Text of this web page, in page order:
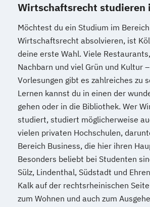
Wirtschaftsrecht studieren
Möchtest du ein Studium im Bereich
Wirtschaftsrecht absolvieren, ist
deine erste Wahl. Viele
Nachbarn und viel Grün und Kultur
Vorlesungen gibt es zahlreiches zu
Lernen kannst du in einen der
gehen oder in die Bibliothek. Wer
studiert, studiert möglicherweise
vielen privaten Hochschulen,
Bereich Business, die hier ihren
Besonders beliebt bei Studenten
Sülz, Lindenthal, Südstadt und
Kalk auf der rechtsrheinischen
zum Wohnen und auch zum